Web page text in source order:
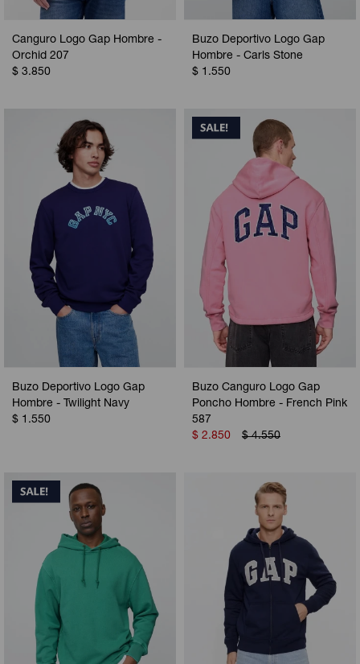
Canguro Logo Gap Hombre -
Orchid 207
$ 3.850
Buzo Deportivo Logo Gap
Hombre - Carls Stone
$ 1.550
Buzo Deportivo Logo Gap
Hombre - Twilight Navy
$ 1.550
Buzo Canguro Logo Gap
Poncho Hombre - French Pink
587
$ 2.850 $ 4.550